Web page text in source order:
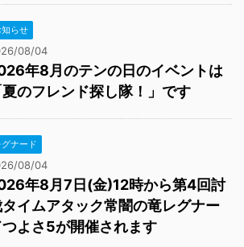
知らせ
08/04
年8月のテンの日のイベントは
夏のフレンド探し隊！」です
グナード
08/04
年8月7日(金)12時から第4回討
イムアタック常闇の竜レグナー
つよさ5が開催されます